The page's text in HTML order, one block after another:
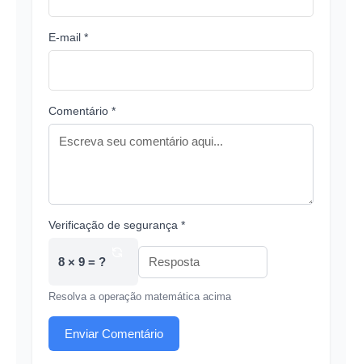
E-mail *
Comentário *
Verificação de segurança *
8 × 9 = ?
Resolva a operação matemática acima
Enviar Comentário